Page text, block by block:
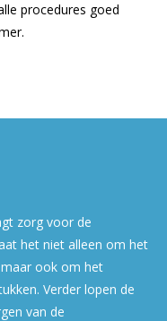
procedures goed
zorg voor de
het niet alleen om het
ook om het
Verder lopen de
van de